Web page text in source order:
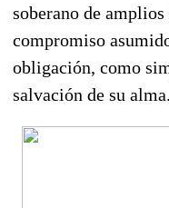
soberano de
compromiso
obligación, como
salvación de su alma.